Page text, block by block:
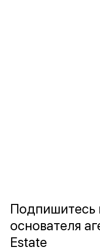
Подпишитесь
основателя
Estate